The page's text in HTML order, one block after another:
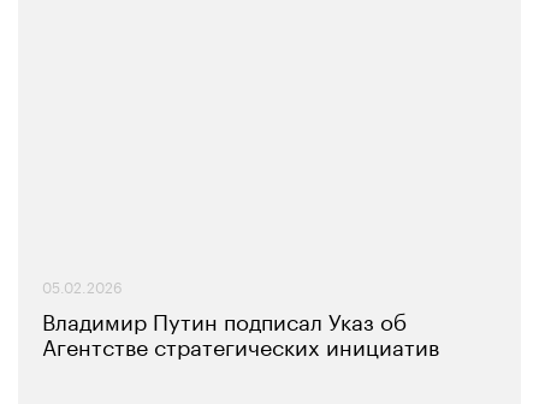
05.02.2026
Владимир Путин подписал Указ об
Агентстве стратегических инициатив